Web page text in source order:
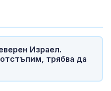
Израел.
трябва да